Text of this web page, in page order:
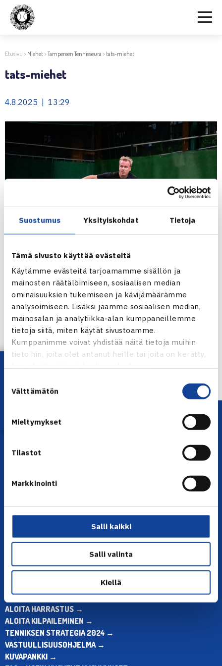
Suostumus Yksityiskohdat Tietoja
Tämä sivusto käyttää evästeitä
Käytämme evästeitä tarjoamamme sisällön ja
mainosten räätälöimiseen, sosiaalisen median
ominaisuuksien tukemiseen ja kävijämäärämme
analysoimiseen. Lisäksi jaamme sosiaalisen median,
mainosalan ja analytiikka-alan kumppaneillemme
tietoja siitä, miten käytät sivustoamme.
Kumppanimme voivat yhdistää näitä tietoja muihin
tietoihin, joita olet antanut heille tai joita on kerätty,
valinta
Välttämätön
Mieltymykset
Tilastot
Markkinointi
Salli kaikki
Salli valinta
Kiellä
Etusivu > Miehet>Tampereen Tennisseura > tats-miehet
tats-miehet
4.8.2025 | 13:29
Jaa:
Lataa OmaTennis!
Olympiastadion, Paavo Nurmen tie 1, 00250 Helsinki
ma-pe klo 10.00-12.00
Muina aikoina olkaa yhteydessä
sähköpostitse: toimisto@tennis.fi
ALOITA HARRASTUS →
ALOITA KILPAILEMINEN →
TENNIKSEN STRATEGIA 2024 →
VASTUULLISUUSOHJELMA →
KUVAPANKKI →